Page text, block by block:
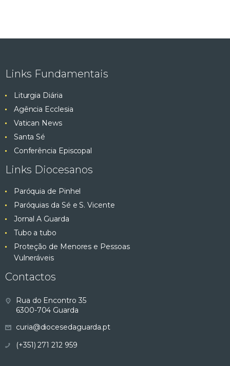
Links Fundamentais
Liturgia Diária
Agência Ecclesia
Vatican News
Santa Sé
Conferência Episcopal
Links Diocesanos
Paróquia de Pinhel
Paróquias da Sé e S. Vicente
Jornal A Guarda
Tubo a tubo
Proteção de Menores e Pessoas
Vulneráveis
Contactos
Rua do Encontro 35
6300-704 Guarda
curia@diocesedaguarda.pt
(+351) 271 212 959